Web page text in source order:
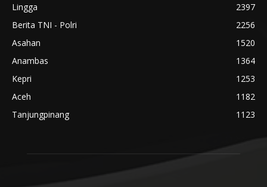
Lingga
2397
Berita TNI - Polri
2256
Asahan
1520
Anambas
1364
Kepri
1253
Aceh
1182
Tanjungpinang
1123